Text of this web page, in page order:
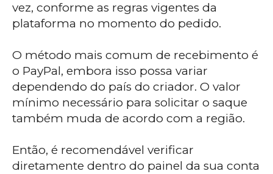
vez, conforme as regras vigentes da
plataforma no momento do pedido.
O método mais comum de recebimento é
o PayPal, embora isso possa variar
dependendo do país do criador. O valor
mínimo necessário para solicitar o saque
também muda de acordo com a região.
Então, é recomendável verificar
diretamente dentro do painel da sua conta